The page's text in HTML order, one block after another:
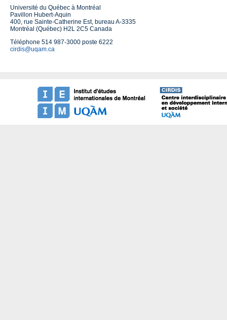
Université du Québec à Montréal
Pavillon Hubert-Aquin
400, rue Sainte-Catherine Est, bureau A-3335
Montréal (Québec) H2L 2C5 Canada
Téléphone 514 987-3000 poste 6222
cirdis@uqam.ca